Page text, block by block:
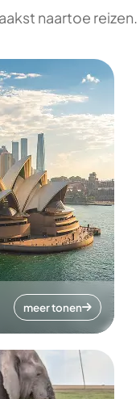
naartoe reizen.
meer tonen